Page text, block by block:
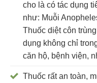
cho là có tác dụng
như: Muỗi
Thuốc diệt côn
dụng không chỉ
căn hộ, bệnh viện,
Thuốc rất an toàn,